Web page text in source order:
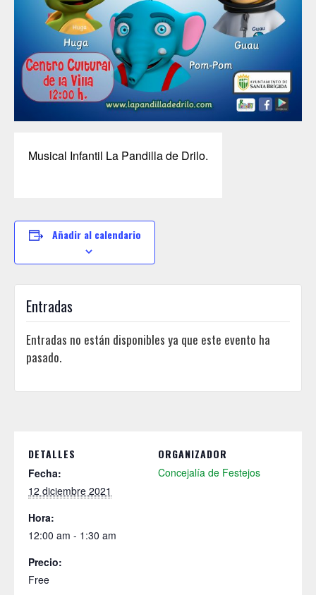
Musical Infantil La Pandilla de Drilo.
Añadir al calendario
DETALLES
Fecha:
12 diciembre 2021
Hora:
12:00 am - 1:30 am
Precio:
Free
ORGANIZADOR
Concejalía de Festejos
Entradas
Entradas no están disponibles ya que este evento ha
pasado.